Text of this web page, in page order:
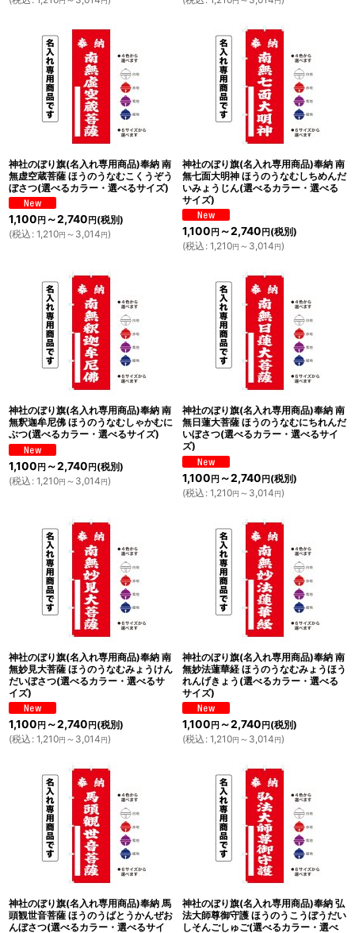
神社のぼり旗(名入れ専用商品)奉納 南
無虚空蔵菩薩 ほうのうなむこくうぞう
ぼさつ(選べるカラー・選べるサイズ)
1,100 円 ～2,740 円 (税別)
(税込 : 1,210円 ～3,014円)
神社のぼり旗(名入れ専用商品)奉納 南
無七面大明神 ほうのうなむしちめんだ
いみょうじん(選べるカラー・選べる
サイズ)
1,100 円 ～2,740 円 (税別)
(税込 : 1,210円 ～3,014円)
神社のぼり旗(名入れ専用商品)奉納 南
無釈迦牟尼佛 ほうのうなむしゃかむに
ぶつ(選べるカラー・選べるサイズ)
1,100 円 ～2,740 円 (税別)
(税込 : 1,210円 ～3,014円)
神社のぼり旗(名入れ専用商品)奉納 南
無日蓮大菩薩 ほうのうなむにちれんだ
いぼさつ(選べるカラー・選べるサイ
ズ)
1,100 円 ～2,740 円 (税別)
(税込 : 1,210円 ～3,014円)
神社のぼり旗(名入れ専用商品)奉納 南
無妙見大菩薩 ほうのうなむみょうけん
だいぼさつ(選べるカラー・選べるサ
イズ)
1,100 円 ～2,740 円 (税別)
(税込 : 1,210円 ～3,014円)
神社のぼり旗(名入れ専用商品)奉納 南
無妙法蓮華経 ほうのうなむみょうほう
れんげきょう(選べるカラー・選べる
サイズ)
1,100 円 ～2,740 円 (税別)
(税込 : 1,210円 ～3,014円)
神社のぼり旗(名入れ専用商品)奉納 馬
頭観世音菩薩 ほうのうばとうかんぜお
んぼさつ(選べるカラー・選べるサイ
神社のぼり旗(名入れ専用商品)奉納 弘
法大師尊御守護 ほうのうこうぼうだい
しそんごしゅご(選べるカラー・選べ